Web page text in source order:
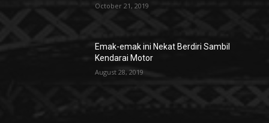
October 21, 2019
Emak-emak ini Nekat Berdiri Sambil
Kendarai Motor
August 28, 2019